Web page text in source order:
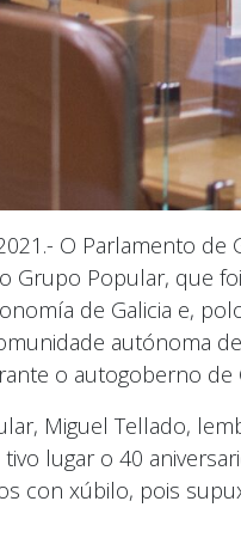
O Parlamento
Grupo Popular, que
de Galicia e,
autónoma
o autogoberno de
Miguel Tellado,
lugar o 40
con xúbilo, pois